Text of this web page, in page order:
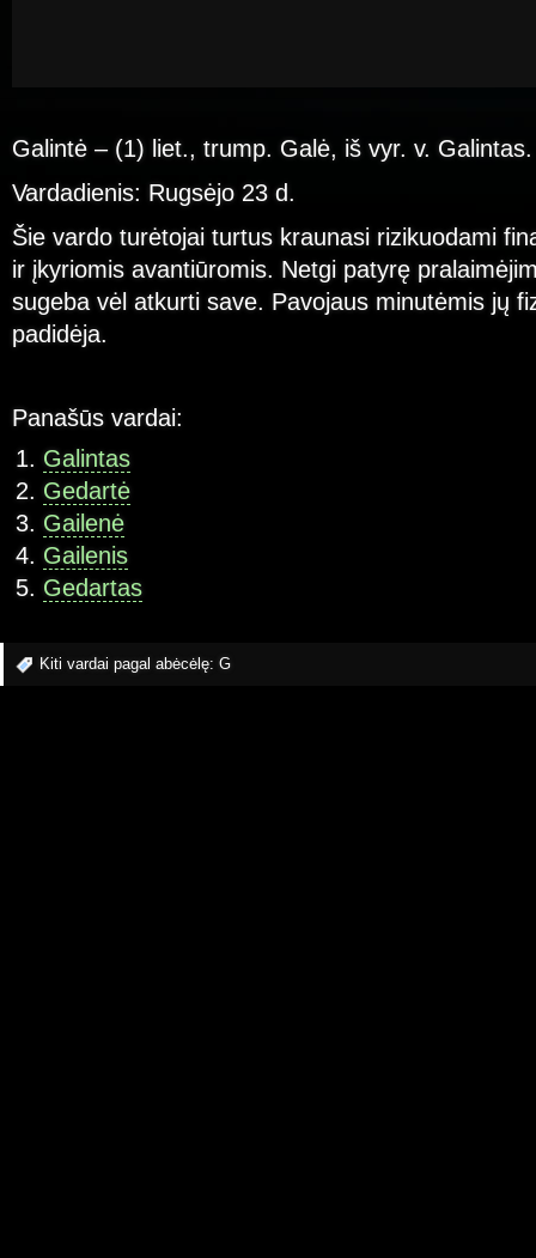
Galintė – (1) liet., trump. Galė, iš vyr. v. Galintas.
Vardadienis: Rugsėjo 23 d.
Šie vardo turėtojai turtus kraunasi rizikuodami
ir įkyriomis avantiūromis. Netgi patyrę
sugeba vėl atkurti save. Pavojaus minutėmis jų
padidėja.
Panašūs vardai:
Galintas
Gedartė
Gailenė
Gailenis
Gedartas
Kiti vardai pagal abėcėlę: G